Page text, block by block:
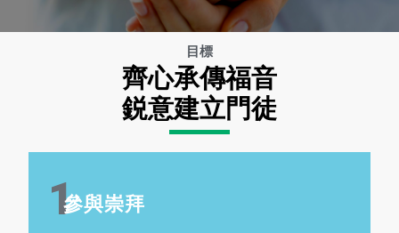
目標
齊心承傳福音
鋭意建立門徒
1參與崇拜